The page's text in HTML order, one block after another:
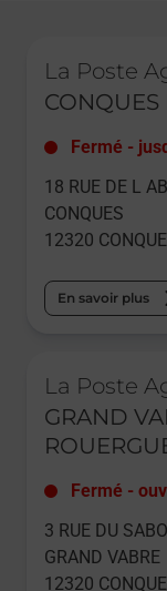
La Poste
CONQUES
Fermé -
18 RUE DE L
CONQUES
12320
En savoir plus
La Poste
GRAND
Fermé -
3 RUE DU
GRAND VABRE
12320